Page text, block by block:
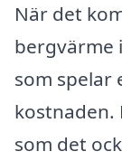
När det
bergvärme
som spelar
kostnaden.
som det